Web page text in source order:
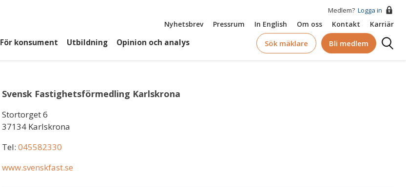
Medlem? Logga in
Top
Nyhetsbrev Pressrum In English Om oss Kontakt Karriär
För konsument Utbildning Opinion och analys Sök mäklare Bli medlem
Logga
Svensk Fastighetsförmedling Karlskrona
Stortorget 6
37134 Karlskrona
Tel: 045582330
www.svenskfast.se